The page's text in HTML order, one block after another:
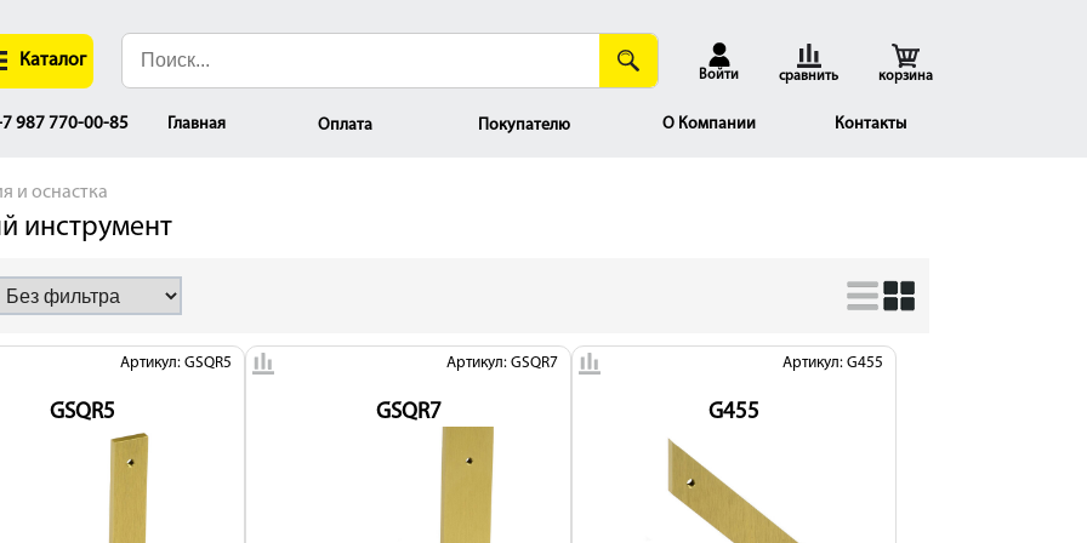
Каталог
Войти сравнить корзина
987 770-00-85 Главная Оплата Покупателю О Компании Контакты
и оснастка
инструмент
Артикул: GSQR5
GSQR5
Артикул: GSQR7
GSQR7
Артикул: G455
G455